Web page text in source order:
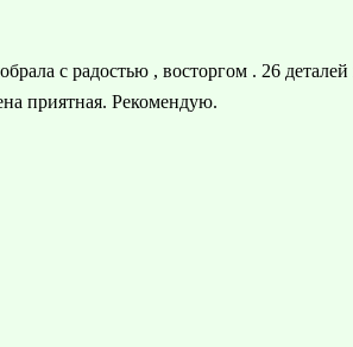
с радостью , восторгом . 26
приятная. Рекомендую.